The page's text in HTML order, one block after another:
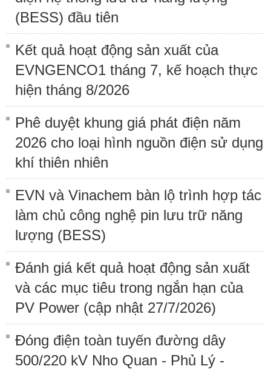
(BESS) đầu tiên
Kết quả hoạt động sản xuất của
EVNGENCO1 tháng 7, kế hoạch thực
hiện tháng 8/2026
Phê duyệt khung giá phát điện năm
2026 cho loại hình nguồn điện sử dụng
khí thiên nhiên
EVN và Vinachem bàn lộ trình hợp tác
làm chủ công nghệ pin lưu trữ năng
lượng (BESS)
Đánh giá kết quả hoạt động sản xuất
và các mục tiêu trong ngắn hạn của
PV Power (cập nhật 27/7/2026)
Đóng điện toàn tuyến đường dây
500/220 kV Nho Quan - Phủ Lý -